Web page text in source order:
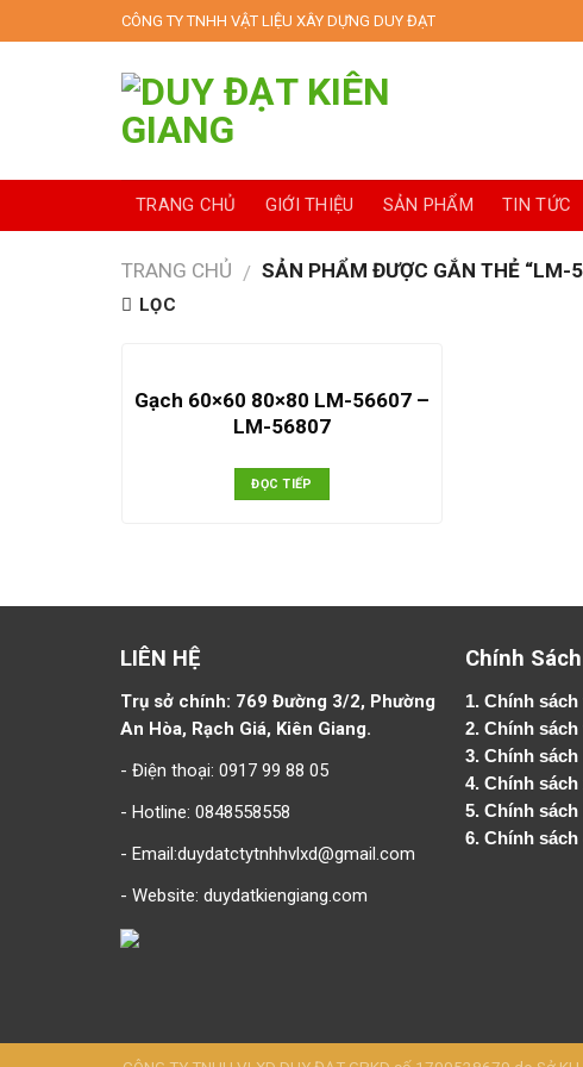
to
CÔNG TY TNHH VẬT LIỆU XÂY DỰNG DUY ĐẠT
TRANG CHỦ GIỚI THIỆU SẢN PHẨM TIN TỨC
TRANG CHỦ / SẢN PHẨM ĐƯỢC GẮN THẺ “LM-
LỌC
Gạch 60×60 80×80 LM-56607 –
LM-56807
ĐỌC TIẾP
LIÊN HỆ
Trụ sở chính: 769 Đường 3/2, Phường
An Hòa, Rạch Giá, Kiên Giang.
- Điện thoại: 0917 99 88 05
- Hotline: 0848558558
- Email:duydatctytnhhvlxd@gmail.com
- Website: duydatkiengiang.com
Chính Sách
1.Chính
2.Chính sách
3. Chính
4.Chính
5.Chính sách
6.Chính